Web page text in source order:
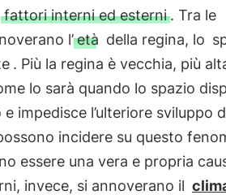
fattori interni ed esterni. Tra le
l’età della regina, lo
. Più la regina è vecchia, più
lo sarà quando lo spazio
e impedisce l’ulteriore sviluppo
incidere su questo
essere una vera e propria
invece, si annoverano il